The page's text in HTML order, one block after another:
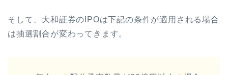
そして、大和証券のIPOは下記の条件が適用される場合
は抽選割合が変わってきます。